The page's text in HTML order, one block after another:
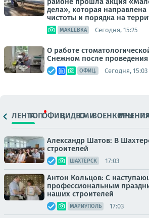
дела», которая
чистоты и порядка на
МАКЕЕВКА Сегодня, 15:25
О работе
Снежном после
ОФИЦ. Сегодня, 15:03
ЛЕНТАТОПОФИЦ.ВИДЕОСМИВОЕНКОРЫ
Александр Шатов: В
строителей
ШАХТЁРСК 17:03
Антон Кольцов: С
профессиональным
наших строителей
МАРИУПОЛЬ 17:03